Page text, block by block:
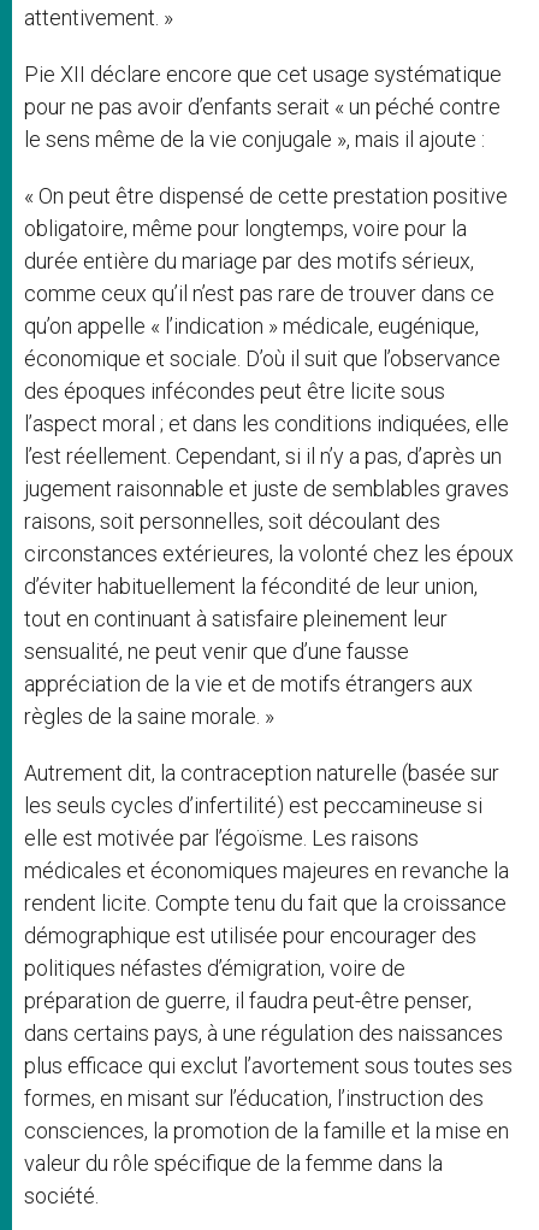
attentivement. »
Pie XII déclare encore que cet usage systématique
pour ne pas avoir d’enfants serait « un péché contre
le sens même de la vie conjugale », mais il ajoute :
« On peut être dispensé de cette prestation positive
obligatoire, même pour longtemps, voire pour la
durée entière du mariage par des motifs sérieux,
comme ceux qu’il n’est pas rare de trouver dans ce
qu’on appelle « l’indication » médicale, eugénique,
économique et sociale. D’où il suit que l’observance
des époques infécondes peut être licite sous
l’aspect moral ; et dans les conditions indiquées, elle
l’est réellement. Cependant, si il n’y a pas, d’après un
jugement raisonnable et juste de semblables graves
raisons, soit personnelles, soit découlant des
circonstances extérieures, la volonté chez les époux
d’éviter habituellement la fécondité de leur union,
tout en continuant à satisfaire pleinement leur
sensualité, ne peut venir que d’une fausse
appréciation de la vie et de motifs étrangers aux
règles de la saine morale. »
Autrement dit, la contraception naturelle (basée sur
les seuls cycles d’infertilité) est peccamineuse si
elle est motivée par l’égoïsme. Les raisons
médicales et économiques majeures en revanche la
rendent licite. Compte tenu du fait que la croissance
démographique est utilisée pour encourager des
politiques néfastes d’émigration, voire de
préparation de guerre, il faudra peut-être penser,
dans certains pays, à une régulation des naissances
plus efficace qui exclut l’avortement sous toutes ses
formes, en misant sur l’éducation, l’instruction des
consciences, la promotion de la famille et la mise en
valeur du rôle spécifique de la femme dans la
société.